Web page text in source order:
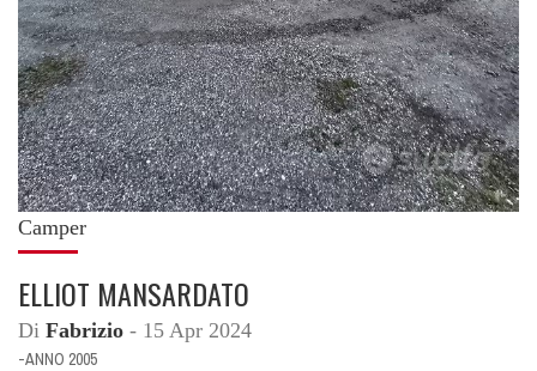
Camper
ELLIOT MANSARDATO
Di Fabrizio - 15 Apr 2024
-ANNO 2005